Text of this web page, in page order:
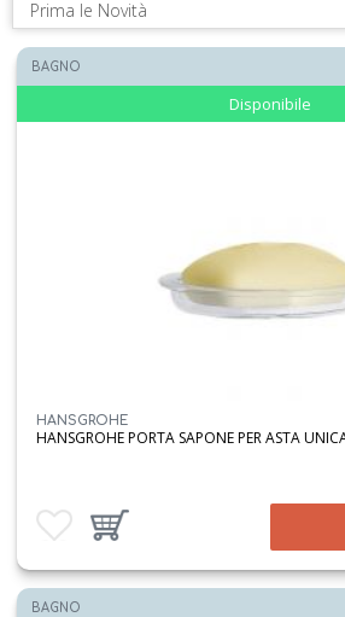
BAGNO
Disponibile
HANSGROHE
HANSGROHE PORTA SAPONE PER ASTA
Aggiungi ai preferitiAggiungi prodotto al carrello
BAGNO